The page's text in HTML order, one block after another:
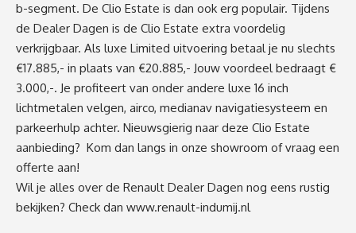
b-segment. De Clio Estate is dan ook erg populair. Tijdens
de Dealer Dagen is de Clio Estate extra voordelig
verkrijgbaar. Als luxe Limited uitvoering betaal je nu slechts
€17.885,- in plaats van €20.885,- Jouw voordeel bedraagt €
3.000,-. Je profiteert van onder andere luxe 16 inch
lichtmetalen velgen, airco, medianav navigatiesysteem en
parkeerhulp achter. Nieuwsgierig naar deze Clio Estate
aanbieding? Kom dan langs in onze showroom of vraag een
offerte aan!
Wil je alles over de Renault Dealer Dagen nog eens rustig
bekijken? Check dan www.renault-indumij.nl